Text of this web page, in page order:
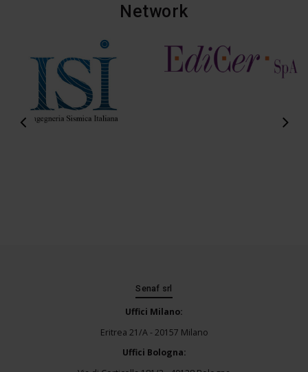
Network
Senaf srl
Uffici Milano:
Eritrea 21/A - 20157 Milano
Uffici Bologna: